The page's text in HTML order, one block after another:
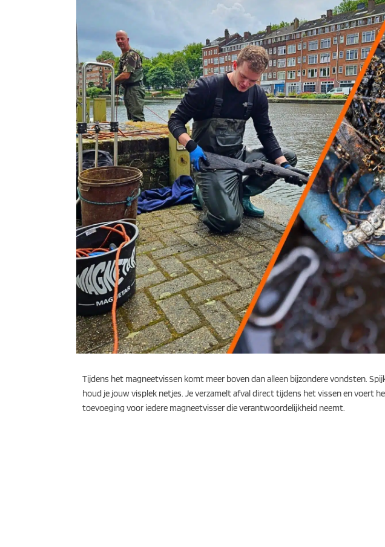
Tijdens het magneetvissen komt meer boven dan alleen bijzondere vondsten.
houd je jouw visplek netjes. Je verzamelt afval direct tijdens het vissen en voert
toevoeging voor iedere magneetvisser die verantwoordelijkheid neemt.